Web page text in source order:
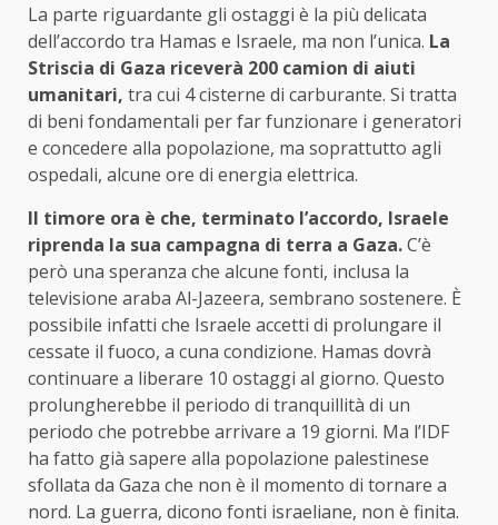
La parte riguardante gli ostaggi è la più delicata
dell’accordo tra Hamas e Israele, ma non l’unica. La
Striscia di Gaza riceverà 200 camion di aiuti
umanitari, tra cui 4 cisterne di carburante. Si tratta
di beni fondamentali per far funzionare i generatori
e concedere alla popolazione, ma soprattutto agli
ospedali, alcune ore di energia elettrica.
Il timore ora è che, terminato l’accordo, Israele
riprenda la sua campagna di terra a Gaza.C’è
però una speranza che alcune fonti, inclusa la
televisione araba Al-Jazeera, sembrano sostenere. È
possibile infatti che Israele accetti di prolungare il
cessate il fuoco, a cuna condizione. Hamas dovrà
continuare a liberare 10 ostaggi al giorno. Questo
prolungherebbe il periodo di tranquillità di un
periodo che potrebbe arrivare a 19 giorni. Ma l’IDF
ha fatto già sapere alla popolazione palestinese
sfollata da Gaza che non è il momento di tornare a
nord. La guerra, dicono fonti israeliane, non è finita.